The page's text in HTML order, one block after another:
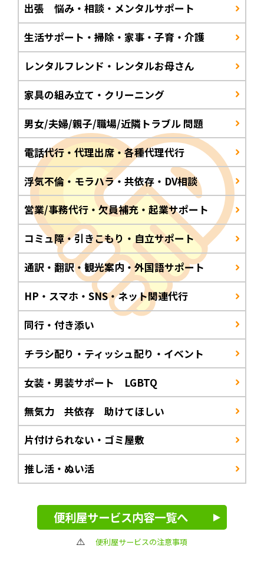
出張 悩み・相談・メンタルサポート
生活サポート・掃除・家事・子育・介護
レンタルフレンド・レンタルお母さん
家具の組み立て・クリーニング
男女/夫婦/親子/職場/近隣トラブル 問題
電話代行・代理出席・各種代理代行
浮気不倫・モラハラ・共依存・DV相談
営業/事務代行・欠員補充・起業サポート
コミュ障・引きこもり・自立サポート
通訳・翻訳・観光案内・外国語サポート
HP・スマホ・SNS・ネット関連代行
同行・付き添い
チラシ配り・ティッシュ配り・イベント
女装・男装サポート LGBTQ
無気力 共依存 助けてほしい
片付けられない・ゴミ屋敷
推し活・ぬい活
便利屋サービス内容一覧へ
便利屋サービスの注意事項